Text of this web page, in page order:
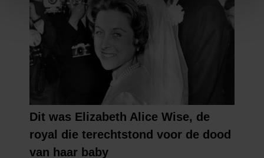
We gebruiken cookies om content en advertenties te
personaliseren, om functies voor social media te bieden
en om ons websiteverkeer te analyseren. Ook delen we
informatie over uw gebruik van onze site met onze
partners voor social media, adverteren en analyse. Deze
partners kunnen deze gegevens combineren met andere
informatie die u aan ze heeft verstrekt of die ze hebben
verzameld op basis van uw gebruik van hun services. U
gaat akkoord met onze cookies als u onze website blijft
gebruiken.